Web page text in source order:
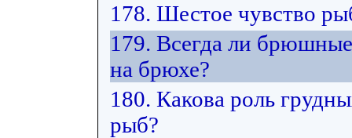
178. Шестое чувство
179. Всегда ли
на брюхе?
180. Какова роль
рыб?